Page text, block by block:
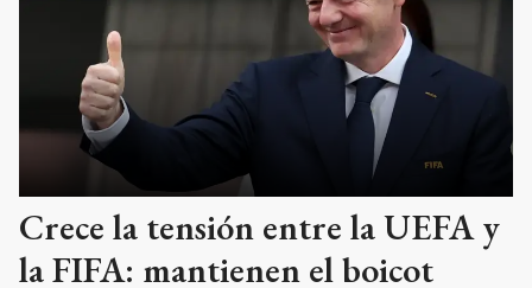
Crece la tensión entre la UEFA y
la FIFA: mantienen el boicot